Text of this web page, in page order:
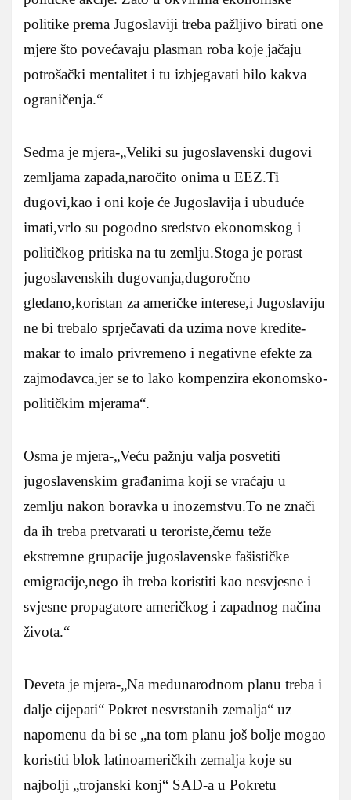
politike prema Jugoslaviji treba pažljivo birati one
mjere što povećavaju plasman roba koje jačaju
potrošački mentalitet i tu izbjegavati bilo kakva
ograničenja.“
Sedma je mjera-„Veliki su jugoslavenski dugovi
zemljama zapada,naročito onima u EEZ.Ti
dugovi,kao i oni koje će Jugoslavija i ubuduće
imati,vrlo su pogodno sredstvo ekonomskog i
političkog pritiska na tu zemlju.Stoga je porast
jugoslavenskih dugovanja,dugoročno
gledano,koristan za američke interese,i Jugoslaviju
ne bi trebalo sprječavati da uzima nove kredite-
makar to imalo privremeno i negativne efekte za
zajmodavca,jer se to lako kompenzira ekonomsko-
političkim mjerama“.
Osma je mjera-„Veću pažnju valja posvetiti
jugoslavenskim građanima koji se vraćaju u
zemlju nakon boravka u inozemstvu.To ne znači
da ih treba pretvarati u teroriste,čemu teže
ekstremne grupacije jugoslavenske fašističke
emigracije,nego ih treba koristiti kao nesvjesne i
svjesne propagatore američkog i zapadnog načina
života.“
Deveta je mjera-„Na međunarodnom planu treba i
dalje cijepati“ Pokret nesvrstanih zemalja“ uz
napomenu da bi se „na tom planu još bolje mogao
koristiti blok latinoameričkih zemalja koje su
najbolji „trojanski konj“ SAD-a u Pokretu